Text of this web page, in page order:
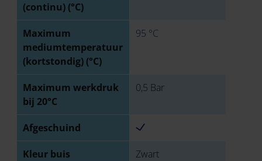
(continu) (°C)
Maximum
mediumtemperatuur
(kortstondig) (°C)
95 °C
Maximum werkdruk
bij 20°C
0,5 Bar
Afgeschuind
Kleur buis Zwart